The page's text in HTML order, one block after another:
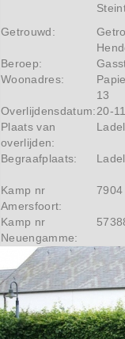
Getrouwd:
Beroep:
Woonadres:
13
Overlijdensdatum:20-
Plaats van
overlijden:
Begraafplaats:
Kamp nr
Amersfoort:
7904
Kamp nr
Neuengamme: